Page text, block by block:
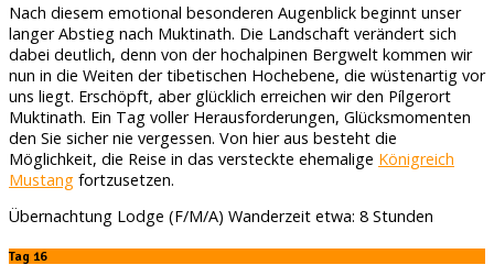
Nach diesem emotional besonderen Augenblick beginnt unser
langer Abstieg nach Muktinath. Die Landschaft verändert sich
dabei deutlich, denn von der hochalpinen Bergwelt kommen wir
nun in die Weiten der tibetischen Hochebene, die wüstenartig vor
uns liegt. Erschöpft, aber glücklich erreichen wir den Pílgerort
Muktinath. Ein Tag voller Herausforderungen, Glücksmomenten
den Sie sicher nie vergessen. Von hier aus besteht die
Möglichkeit, die Reise in das versteckte ehemalige Königreich
Mustang fortzusetzen.
Übernachtung Lodge (F/M/A) Wanderzeit etwa: 8 Stunden
Tag 16